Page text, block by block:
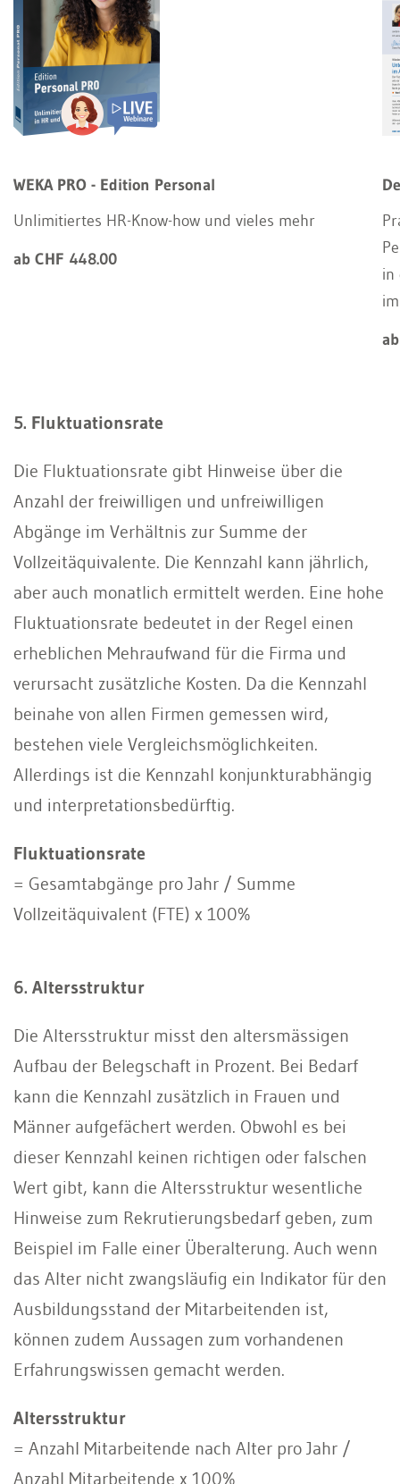
WEKA PRO - Edition Personal
Unlimitiertes HR-Know-how und vieles mehr
ab CHF 448.00
in
5. Fluktuationsrate
Die Fluktuationsrate gibt Hinweise über die
Anzahl der freiwilligen und unfreiwilligen
Abgänge im Verhältnis zur Summe der
Vollzeitäquivalente. Die Kennzahl kann jährlich,
aber auch monatlich ermittelt werden. Eine hohe
Fluktuationsrate bedeutet in der Regel einen
erheblichen Mehraufwand für die Firma und
verursacht zusätzliche Kosten. Da die Kennzahl
beinahe von allen Firmen gemessen wird,
bestehen viele Vergleichsmöglichkeiten.
Allerdings ist die Kennzahl konjunkturabhängig
und interpretationsbedürftig.
Fluktuationsrate
= Gesamtabgänge pro Jahr / Summe
Vollzeitäquivalent (FTE) x 100%
6. Altersstruktur
Die Altersstruktur misst den altersmässigen
Aufbau der Belegschaft in Prozent. Bei Bedarf
kann die Kennzahl zusätzlich in Frauen und
Männer aufgefächert werden. Obwohl es bei
dieser Kennzahl keinen richtigen oder falschen
Wert gibt, kann die Altersstruktur wesentliche
Hinweise zum Rekrutierungsbedarf geben, zum
Beispiel im Falle einer Überalterung. Auch wenn
das Alter nicht zwangsläufig ein Indikator für den
Ausbildungsstand der Mitarbeitenden ist,
können zudem Aussagen zum vorhandenen
Erfahrungswissen gemacht werden.
Altersstruktur
= Anzahl Mitarbeitende nach Alter pro Jahr /
Anzahl Mitarbeitende x 100%